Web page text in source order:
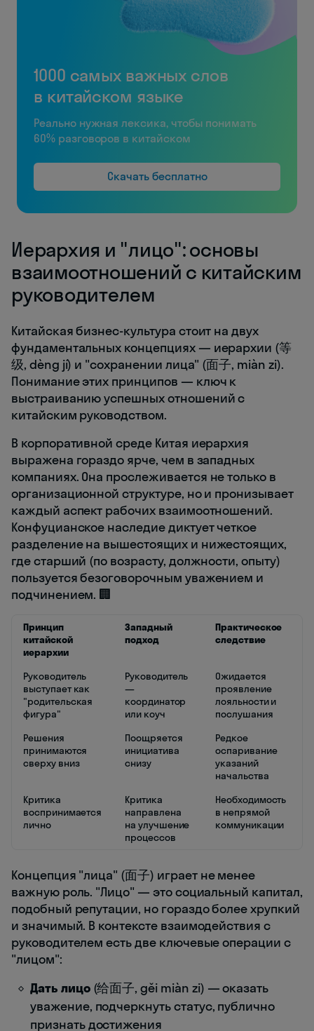
1000 самых важных слов
в китайском языке
Реально нужная лексика, чтобы понимать
60% разговоров в китайском
Скачать бесплатно
Иерархия и "лицо": основы
взаимоотношений с китайским
руководителем
Китайская бизнес-культура стоит на двух
фундаментальных концепциях — иерархии (等
级, dèng jí) и "сохранении лица" (面子, miàn zi).
Понимание этих принципов — ключ к
выстраиванию успешных отношений с
китайским руководством.
В корпоративной среде Китая иерархия
выражена гораздо ярче, чем в западных
компаниях. Она прослеживается не только в
организационной структуре, но и пронизывает
каждый аспект рабочих взаимоотношений.
Конфуцианское наследие диктует четкое
разделение на вышестоящих и нижестоящих,
где старший (по возрасту, должности, опыту)
пользуется безоговорочным уважением и
подчинением. 🏢
Принцип
китайской
иерархии
Западный
подход
Практическое
следствие
Руководитель
выступает как
"родительская
фигура"
Руководитель
—
координатор
или коуч
Ожидается
проявление
лояльности и
послушания
Решения
принимаются
сверху вниз
Поощряется
инициатива
снизу
Редкое
оспаривание
указаний
начальства
Критика
воспринимается
лично
Критика
направлена
на улучшение
процессов
Необходимость
в непрямой
коммуникации
Концепция "лица" (面子) играет не менее
важную роль. "Лицо" — это социальный капитал,
подобный репутации, но гораздо более хрупкий
и значимый. В контексте взаимодействия с
руководителем есть две ключевые операции с
"лицом":
Дать лицо(给面子, gěi miàn zi) — оказать
уважение, подчеркнуть статус, публично
признать достижения